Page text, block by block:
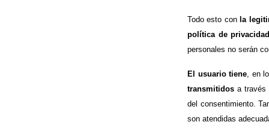
Todo esto con la
política de privacidad
personales no serán
El usuario tiene , en
transmitidos a través
del consentimiento.
son atendidas